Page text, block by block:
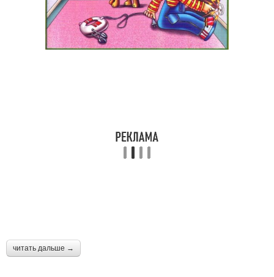
читать дальше →